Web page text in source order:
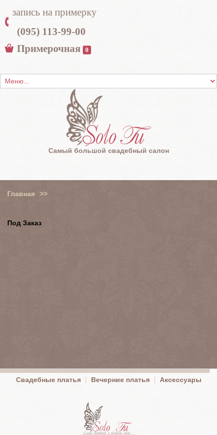
запись на примерку
(095) 113-99-00
Примерочная
0
Самый большой свадебный салон
Главная >>
Под Заказ
Свадебные платья Вечерние платья Аксессуары